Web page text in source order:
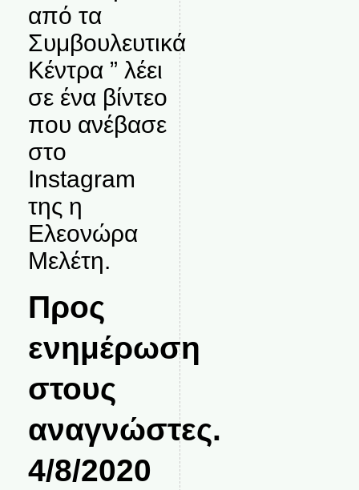
από τα
Συμβουλευτικά
Κέντρα ” λέει
σε ένα βίντεο
που ανέβασε
στο
Instagram
της η
Ελεονώρα
Μελέτη.
Προς
ενημέρωση
στους
αναγνώστες.
4/8/2020